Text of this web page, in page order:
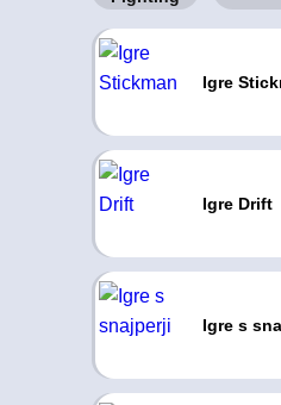
Igre
Igre Drift
Igre s